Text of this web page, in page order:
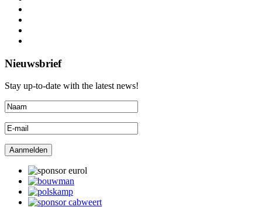
Nieuwsbrief
Stay up-to-date with the latest news!